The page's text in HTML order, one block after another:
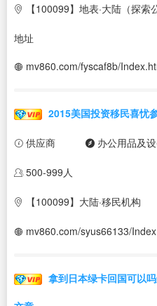
【100099】地表·大陆（探索
地址
mv860.com/fyscaf8b/
2015美国投资移民喜忧
供应商 办公用品及
500-999人
【100099】大陆·移民机构
mv860.com/syus66133/
拿到日本绿卡回国可以